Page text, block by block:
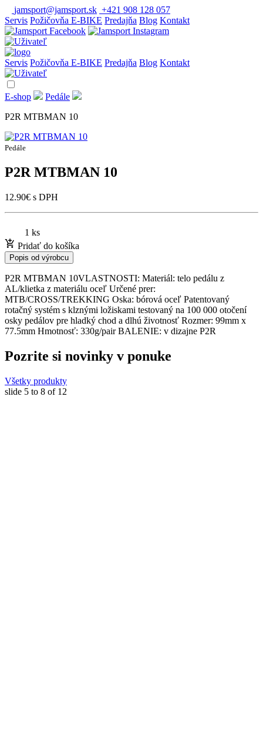
jamsport@jamsport.sk +421 908 128 057
Servis Požičovňa E-BIKE Predajňa Blog Kontakt
Servis Požičovňa E-BIKE Predajňa Blog Kontakt
E-shop
Pedále
P2R MTBMAN 10
Pedále
P2R MTBMAN 10
12.90€ s DPH
1 ks
Pridať do košíka
Popis od výrobcu
P2R MTBMAN 10VLASTNOSTI: Materiál: telo pedálu z
AL/klietka z materiálu oceľ Určené prer:
MTB/CROSS/TREKKING Oska: bórová oceľ Patentovaný
rotačný systém s klznými ložiskami testovaný na 100 000 otočení
osky pedálov pre hladký chod a dlhú životnosť Rozmer: 99mm x
77.5mm Hmotnosť: 330g/pair BALENIE: v dizajne P2R
Pozrite si novinky v ponuke
Všetky produkty
slide 5 to 8 of 12